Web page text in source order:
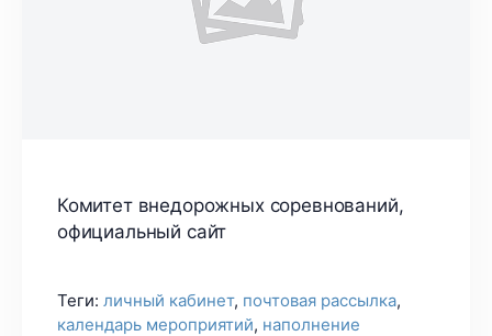
Комитет внедорожных соревнований,
официальный сайт
Теги: личный кабинет, почтовая рассылка,
календарь мероприятий, наполнение